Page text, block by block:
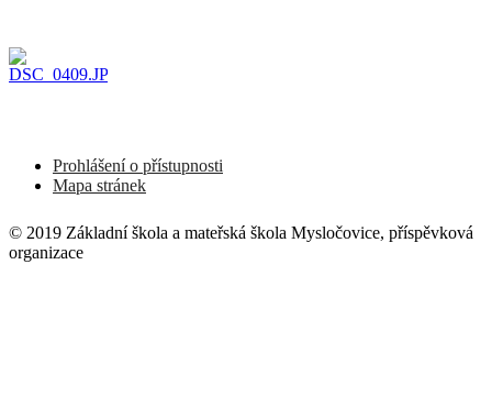
Prohlášení o přístupnosti
Mapa stránek
© 2019 Základní škola a mateřská škola Mysločovice, příspěvková
organizace